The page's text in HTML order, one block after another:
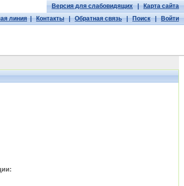
Версия для слабовидящих|Карта сайта
линия|Контакты|Обратная связь|Поиск|Войти